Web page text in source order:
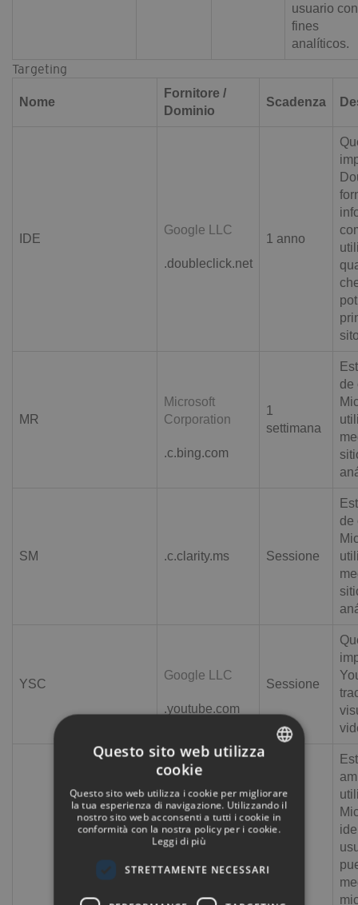
usuario con
fines
analíticos.
Targeting
Nome
Fornitore /
Dominio
Scadenza
IDE
Google LLC
.doubleclick.net
1 anno
MR
Microsoft
Corporation
.c.bing.com
1
settimana
de
SM .c.clarity.ms Sessione
de
YSC
Google LLC
.youtube.com
Sessione
Microsoft
ENGLISH
GERMAN
Questo sito web utilizza
cookie
Questo sito web utilizza i cookie per migliorare
la tua esperienza di navigazione. Utilizzando il
nostro sito web acconsenti a tutti i cookie in
conformità con la nostra policy per i cookie.
Leggi di più
STRETTAMENTE NECESSARI